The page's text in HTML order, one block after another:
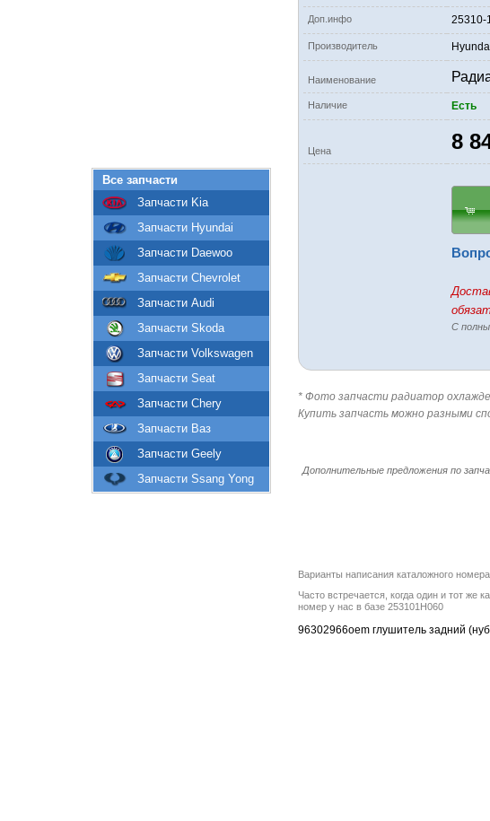
Доп.инфо 25310-
Производитель
Наименование
Наличие Есть
Цена 8
С
* Фото запчасти радиатор
Купить запчасть можно разными
Дополнительные предложения по
Варианты написания каталожного
Часто встречается, когда один и тот же
номер у нас в базе 253101H060
96302966oem глушитель задний
Все запчасти
Запчасти Kia
Запчасти Hyundai
Запчасти Daewoo
Запчасти Chevrolet
Запчасти Audi
Запчасти Skoda
Запчасти Volkswagen
Запчасти Seat
Запчасти Chery
Запчасти Ваз
Запчасти Geely
Запчасти Ssang Yong